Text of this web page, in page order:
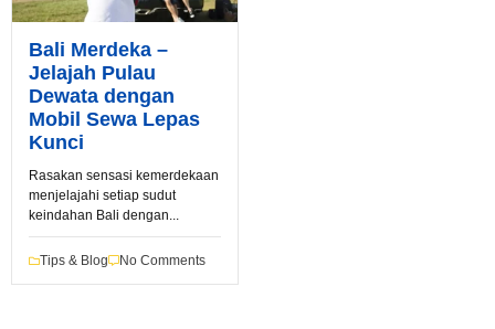
Bali Merdeka –
Jelajah Pulau
Dewata dengan
Mobil Sewa Lepas
Kunci
Rasakan sensasi kemerdekaan
menjelajahi setiap sudut
keindahan Bali dengan...
Tips & Blog No Comments
Book via WhatsApp
Tipe Sewa*